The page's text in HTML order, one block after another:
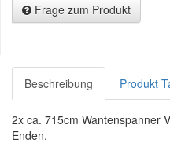
Frage zum Produkt
Beschreibung Produkt
2x ca. 715cm Wantenspanner
Enden.